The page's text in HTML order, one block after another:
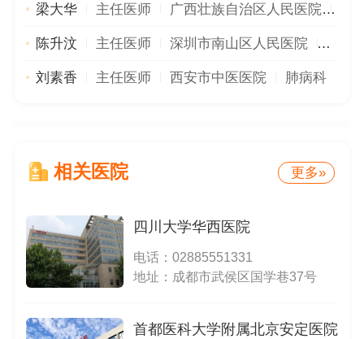
梁大华 主任医师 广西壮族自治区人民医院
陈升汶 主任医师 深圳市南山区人民医院 重症
刘素香 主任医师 西安市中医医院 肺病科
相关医院 更多»
四川大学华西医院
电话： 02885551331
地址：成都市武侯区国学巷37号
首都医科大学附属北京安定医院